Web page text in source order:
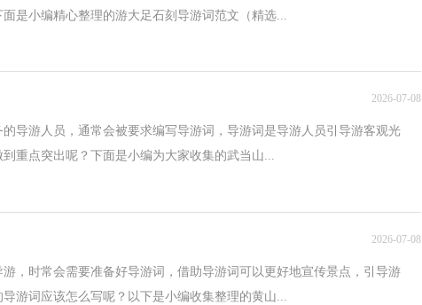
是小编精心整理的游大足石刻导游词范文（精选...
2026-07-08
导游人员，通常会被要求编写导游词，导游词是导游人员引导游客观光
重点突出呢？下面是小编为大家收集的武当山...
2026-07-08
，时常会需要准备好导游词，借助导游词可以更好地宣传景点，引导游
游词应该怎么写呢？以下是小编收集整理的黄山...